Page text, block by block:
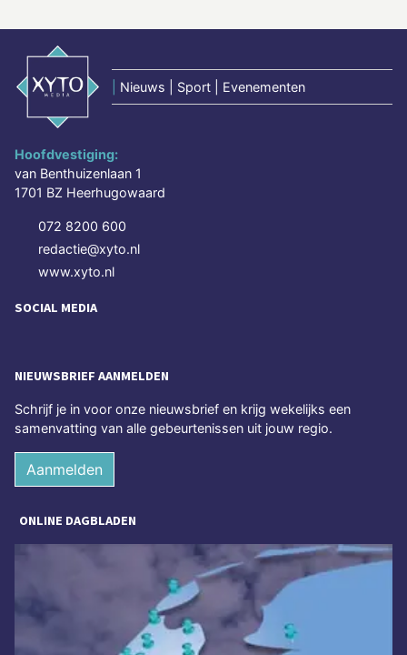
Nieuws | Sport | Evenementen
Hoofdvestiging:
van Benthuizenlaan 1
1701 BZ Heerhugowaard
072 8200 600
redactie@xyto.nl
www.xyto.nl
SOCIAL MEDIA
NIEUWSBRIEF AANMELDEN
Schrijf je in voor onze nieuwsbrief en krijg wekelijks een
samenvatting van alle gebeurtenissen uit jouw regio.
Aanmelden
ONLINE DAGBLADEN